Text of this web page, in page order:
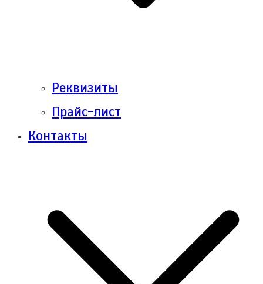
Реквизиты
Прайс-лист
Контакты